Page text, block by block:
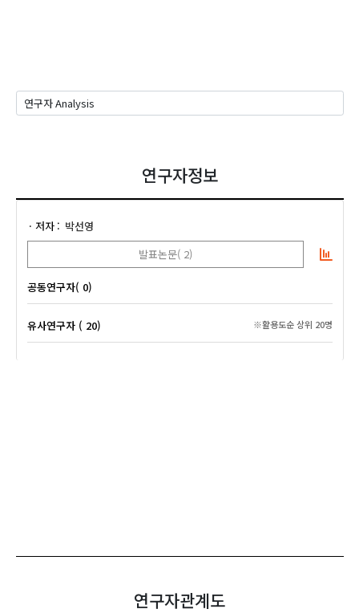
연구자정보
저자
박선영
발표논문( 2)
공동연구자( 0)
유사연구자 ( 20) ※활용도순 상위 20명
연구자관계도